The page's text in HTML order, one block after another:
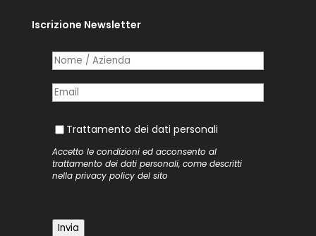
Iscrizione Newsletter
Nome /​ Azienda
Posta elettronica
Trattamento dei dati personali
Trattamento dei dati personali
Accetto le condizioni ed acconsento al
trattamento dei dati personali, come descritti
nella privacy policydel sito
Invia